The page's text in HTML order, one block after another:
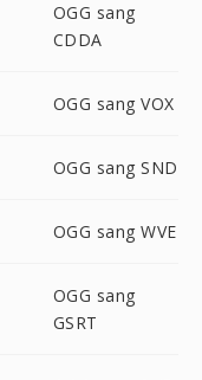
OGG sang
CDDA
OGG sang VOX
OGG sang SND
OGG sang WVE
OGG sang
GSRT